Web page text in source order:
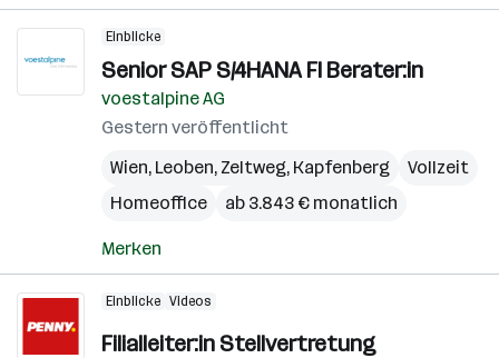
Einblicke
Senior SAP S/4HANA FI Berater:in
voestalpine AG
Gestern veröffentlicht
Wien, Leoben, Zeltweg, Kapfenberg
Vollzeit
Homeoffice
ab 3.843 € monatlich
Merken
Einblicke Videos
Filialleiter:in Stellvertretung